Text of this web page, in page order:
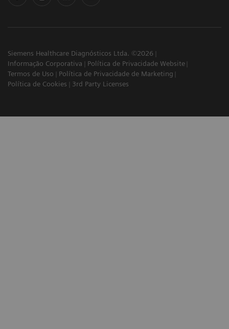
Siemens Healthcare Diagnósticos Ltda. ©2026
Informação Corporativa
Política de Privacidade Website
Termos de Uso
Política de Privacidade de Marketing
Política de Cookies
3rd Party Licenses